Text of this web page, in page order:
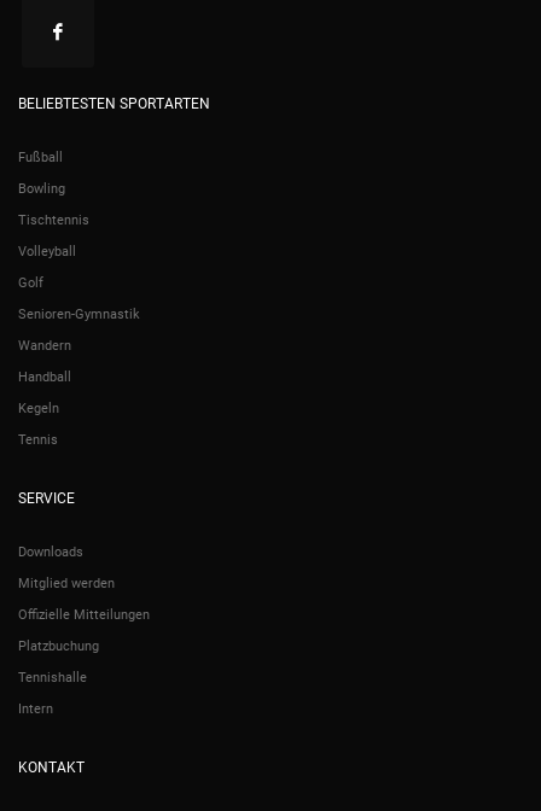
BELIEBTESTEN SPORTARTEN
Fußball
Bowling
Tischtennis
Volleyball
Golf
Senioren-Gymnastik
Wandern
Handball
Kegeln
Tennis
SERVICE
Downloads
Mitglied werden
Offizielle Mitteilungen
Platzbuchung
Tennishalle
Intern
KONTAKT